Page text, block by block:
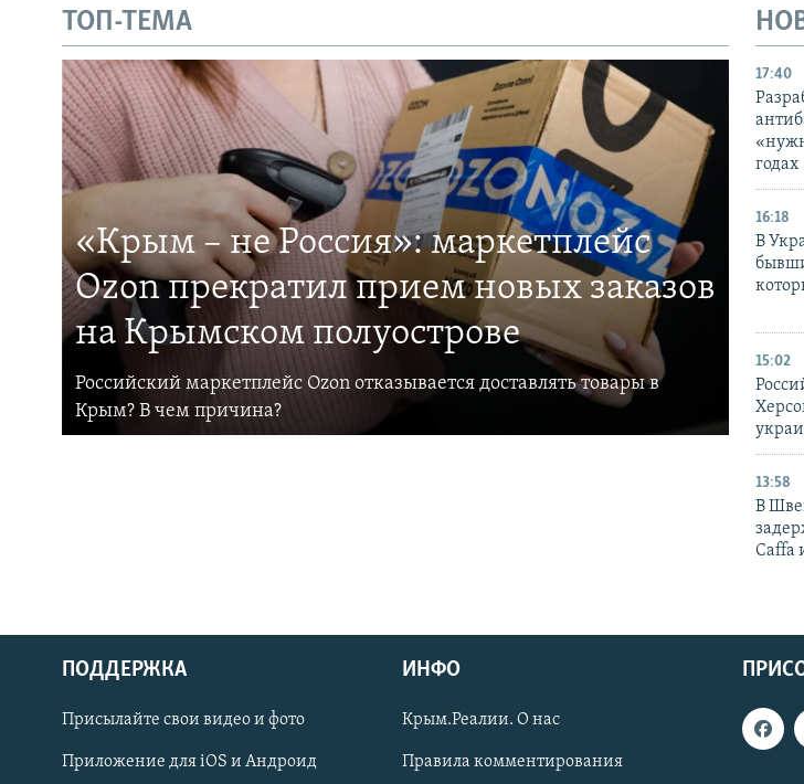
Українською
Qırımtatar
ТОП-ТЕМА
«Крым – не Россия»: маркетплейс
Ozon прекратил прием новых заказов
на Крымском полуострове
Российский маркетплейс Ozon отказывается доставлять товары в
Крым? В чем причина?
17:40
годах
16:18
В
15:02
13:58
В
Caffa
ПОДДЕРЖКА
Присылайте свои видео и фото
Приложение для iOS и Андроид
ИНФО
Крым.Реалии. О нас
Правила комментирования